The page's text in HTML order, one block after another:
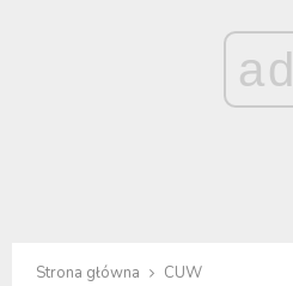
ad
Strona główna CUW